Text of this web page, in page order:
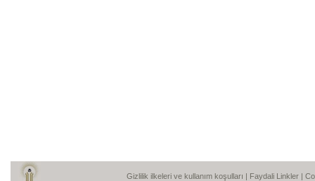
Gizlilik ilkeleri ve kullanım koşulları | Faydali Linkler |